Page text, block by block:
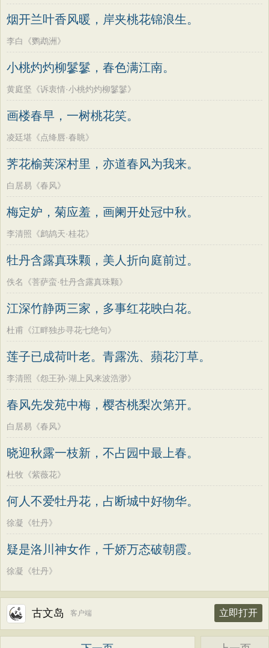
烟开兰叶香风暖，岸夹桃花锦浪生。
李白《鹦鹉洲》
小桃灼灼柳鬖鬖，春色满江南。
黄庭坚《诉衷情·小桃灼灼柳鬖鬖》
画楼春早，一树桃花笑。
凌廷堪《点绛唇·春眺》
荠花榆荚深村里，亦道春风为我来。
白居易《春风》
梅定妒，菊应羞，画阑开处冠中秋。
李清照《鹧鸪天·桂花》
牡丹含露真珠颗，美人折向庭前过。
佚名《菩萨蛮·牡丹含露真珠颗》
江深竹静两三家，多事红花映白花。
杜甫《江畔独步寻花七绝句》
莲子已成荷叶老。青露洗、蘋花汀草。
李清照《怨王孙·湖上风来波浩渺》
春风先发苑中梅，樱杏桃梨次第开。
白居易《春风》
晓迎秋露一枝新，不占园中最上春。
杜牧《紫薇花》
何人不爱牡丹花，占断城中好物华。
徐凝《牡丹》
疑是洛川神女作，千娇万态破朝霞。
徐凝《牡丹》
古文岛 客户端 立即打开